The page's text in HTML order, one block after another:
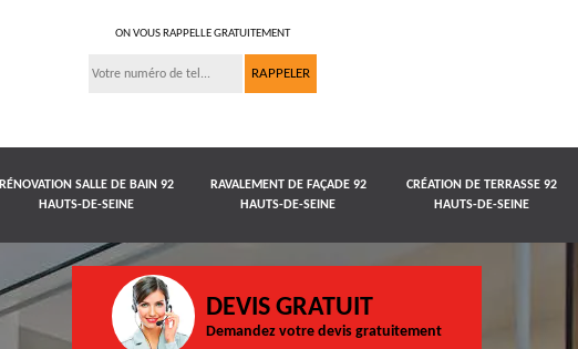
ON VOUS RAPPELLE GRATUITEMENT
RÉNOVATION SALLE DE BAIN 92
HAUTS-DE-SEINE
RAVALEMENT DE FAÇADE 92
HAUTS-DE-SEINE
CRÉATION DE TERRASSE 92
HAUTS-DE-SEINE
DEVIS GRATUIT
Demandez votre devis gratuitement